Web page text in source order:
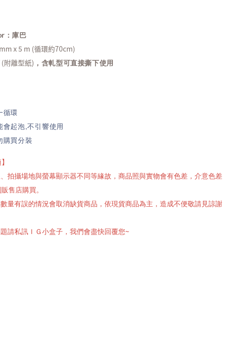
庫巴
x 5 m (循環約70cm)
附離型紙) ，含軋型可直接撕下使用
循環
會起泡,不引響使用
購買分裝
拍攝場地與螢幕顯示器不同等緣故，商品照與實物會有色差，介意色差
售店購買。
量有誤的情況會取消缺貨商品，依現貨商品為主，造成不便敬請見諒謝
請私訊ＩＧ小盒子，我們會盡快回覆您~